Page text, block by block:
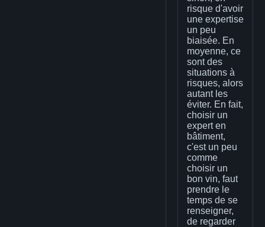
risque d'avoir
une expertise
un peu
biaisée. En
moyenne, ce
sont des
situations à
risques, alors
autant les
éviter. En fait,
choisir un
expert en
bâtiment,
c'est un peu
comme
choisir un
bon vin, faut
prendre le
temps de se
renseigner,
de regarder